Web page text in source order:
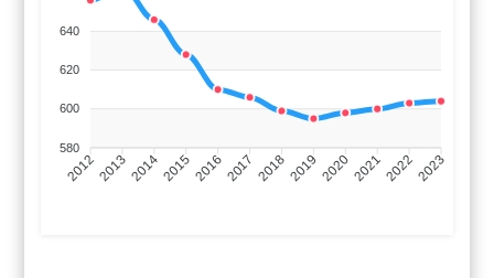
640
620
600
580
201220132014201520162017 20182019 2020202120222023